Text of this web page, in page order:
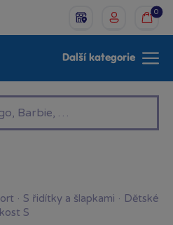
0
Další kategorie
· S řidítky a šlapkami · Dětské
S